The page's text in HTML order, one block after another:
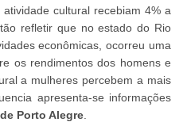
cultural recebiam 4% a
refletir que no estado do Rio
econômicas, ocorreu uma
os rendimentos dos homens e
a mulheres percebem a mais
apresenta-se informações
Porto Alegre